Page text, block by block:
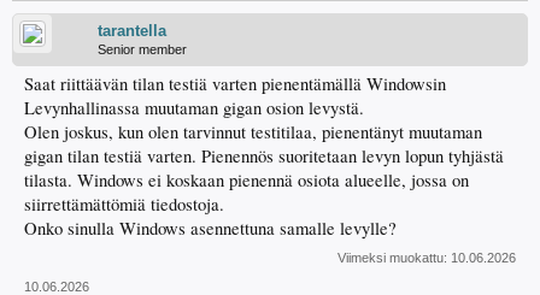
tarantella
Senior member
Saat riittäävän tilan testiä varten pienentämällä Windowsin
Levynhallinassa muutaman gigan osion levystä.
Olen joskus, kun olen tarvinnut testitilaa, pienentänyt muutaman
gigan tilan testiä varten. Pienennös suoritetaan levyn lopun tyhjästä
tilasta. Windows ei koskaan pienennä osiota alueelle, jossa on
siirrettämättömiä tiedostoja.
Onko sinulla Windows asennettuna samalle levylle?
Viimeksi muokattu: 10.06.2026
10.06.2026